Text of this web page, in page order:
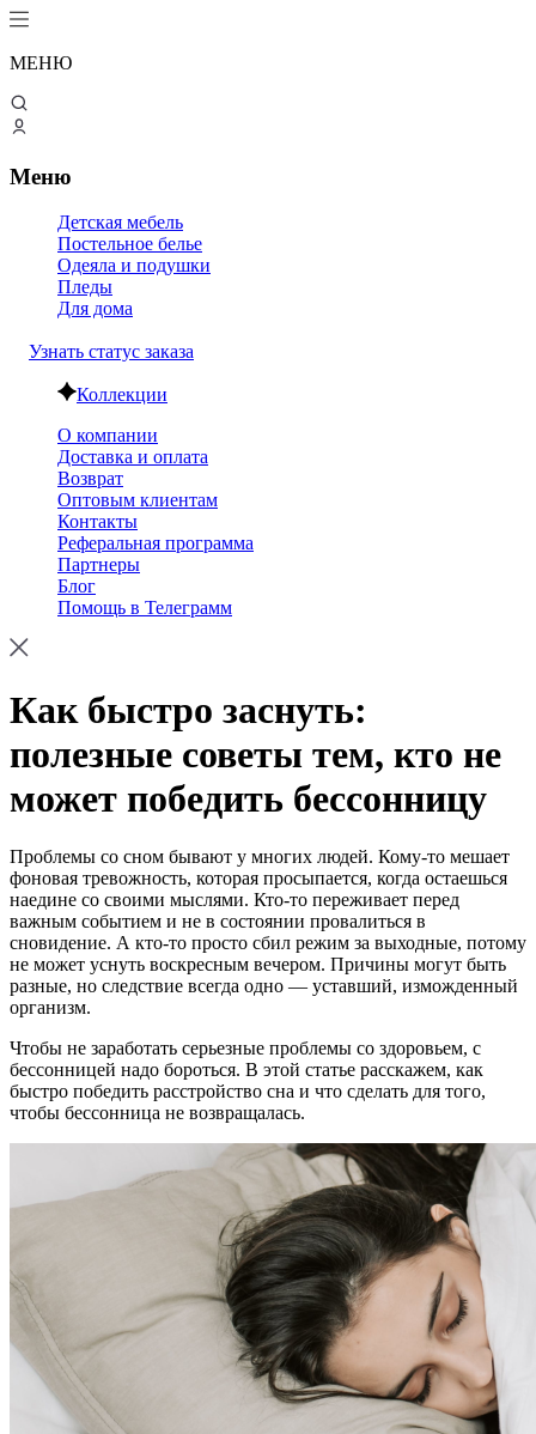
МЕНЮ
Меню
Детская мебель
Постельное белье
Одеяла и подушки
Пледы
Для дома
Узнать статус заказа
Коллекции
О компании
Доставка и оплата
Возврат
Оптовым клиентам
Контакты
Реферальная программа
Партнеры
Блог
Помощь в Телеграмм
Как быстро заснуть:
полезные советы тем, кто не
может победить бессонницу
Проблемы со сном бывают у многих людей. Кому-то мешает
фоновая тревожность, которая просыпается, когда остаешься
наедине со своими мыслями. Кто-то переживает перед
важным событием и не в состоянии провалиться в
сновидение. А кто-то просто сбил режим за выходные, потому
не может уснуть воскресным вечером. Причины могут быть
разные, но следствие всегда одно — уставший, изможденный
организм.
Чтобы не заработать серьезные проблемы со здоровьем, с
бессонницей надо бороться. В этой статье расскажем, как
быстро победить расстройство сна и что сделать для того,
чтобы бессонница не возвращалась.